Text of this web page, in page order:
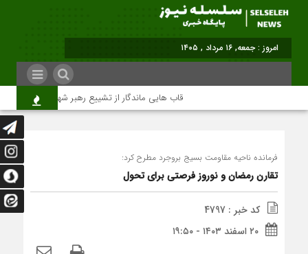
امروز : جمعه, ۱۶ مرداد , ۱۴۰۵
قاب هایی ماندگار از تشییع رهبر شهید در تهران
فرمانده ناحیه مقاومت بسیج بروجرد مطرح کرد:
تقارن رمضان و نوروز فرصتی برای تحول
کد خبر : 4797
۲۰ اسفند ۱۴۰۳ - ۱۹:۵۰